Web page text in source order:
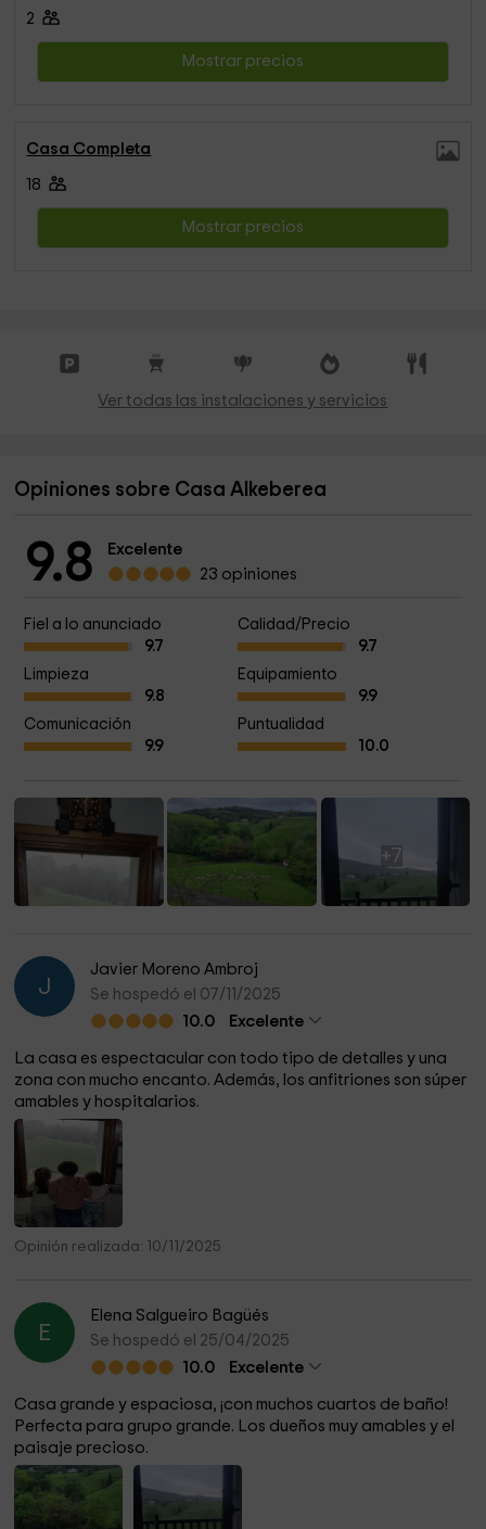
2
Mostrar precios
Casa Completa
18
Mostrar precios
Ver todas las instalaciones y servicios
Opiniones sobre Casa Alkeberea
9.8
Excelente
23 opiniones
Fiel a lo anunciado
9.7
Calidad/Precio
9.7
Limpieza
9.8
Equipamiento
9.9
Comunicación
9.9
Puntualidad
10.0
+7
J
Javier Moreno Ambroj
Se hospedó el 07/11/2025
10.0
Excelente
La casa es espectacular con todo tipo de detalles y una
zona con mucho encanto. Además, los anfitriones son súper
amables y hospitalarios.
Opinión realizada: 10/11/2025
E
Elena Salgueiro Bagüés
Se hospedó el 25/04/2025
10.0
Excelente
Casa grande y espaciosa, ¡con muchos cuartos de baño!
Perfecta para grupo grande. Los dueños muy amables y el
paisaje precioso.